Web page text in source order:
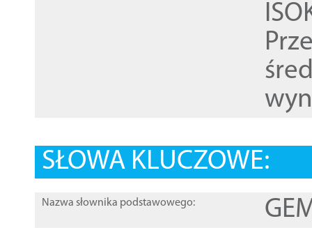
SŁOWA KLUCZOWE:
Nazwa słownika podstawowego: